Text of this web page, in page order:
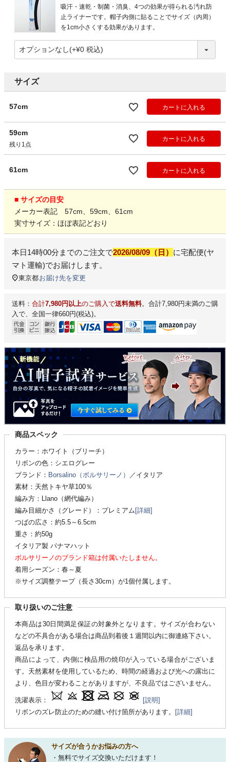
吸汗・速乾・制菌・消臭、4つの効果が得られる汚れ防
止ライナーです。帽子内側に貼ることでサイズ（内周）
を1cm小さくする効果があります。
サイズ
57cm カートに入れる
59cm
残り1点
カートに入れる
61cm カートに入れる
■ サイズの目安
メーカー表記 57cm、59cm、61cm
実寸サイズ：ほぼ表記どおり
本日14時00分 までのご注文で2026/08/09（日） に宅配便(ヤ
マト運輸)でお届けします。
東京都お届け先を変更
送料： 合計7,980円以上のご購入で送料無料。合計7,980円未満のご購
入で、全国一律660円(税込)。
商品スペック
カラー：ホワイト（ブリーチ）
リボンの色：シエログレー
ブランド： Borsalino（ボルサリーノ）
／イタリア
素材：天然トキヤ草100％
編み方：Llano（網代編み）
編み目細かさ（グレード）：プレミアム [詳細]
つばの広さ：約5.5～6.5cm
重さ：約50g
イタリア製 パナマハット
ボルサリーノのブランド箱は付属いたしません。
着用シーズン：春～夏
※サイズ調整テープ（長さ30cm）が1個付属します。
取り扱いのご注意
本商品は30日間満足保証の対象外となります。サイズが合わない
などの不具合がある場合は商品到着後１週間以内に御連絡下さい。
返品を承ります。
商品によって、内側に検品用の焼印が入っている場合がございま
す。天然素材を使用しているため、時間の経過および光への露出に
より、色目が変わることがありますが、不良品ではございません。
洗濯表示：
[説明]
リボンのズレ防止のための縫い付け箇所があります。
[詳細]
サイズが合うかお悩みの方へ
・無料でサイズ交換いただけます！